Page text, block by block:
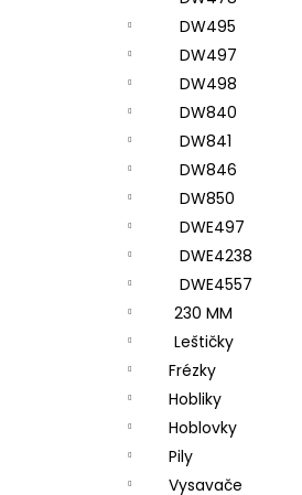
DW495
DW497
DW498
DW840
DW841
DW846
DW850
DWE497
DWE4238
DWE4557
230 MM
Leštičky
Frézky
Hobliky
Hoblovky
Pily
Vysavače